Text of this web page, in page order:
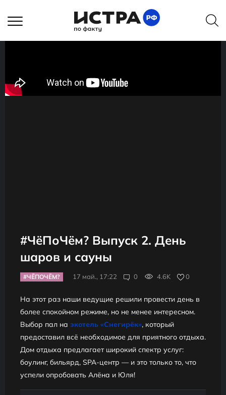
#ЧёПоЧём? Выпуск 2. День
шаров и сауны
#ЧЁПОЧЁМ? 17 май., 17:22 0 4.6K 0
На этот раз наши ведущие решили провести день в
более спокойном режиме, но не менее интересном.
Выбор пал на экотель «Снегирёк», который
предоставил всё необходимое для приятного отдыха.
Дом отдыха предлагает широкий спектр услуг:
боулинг, бильярд, SPA-центр — и это только то, что
успели опробовать Алёна и Юля!